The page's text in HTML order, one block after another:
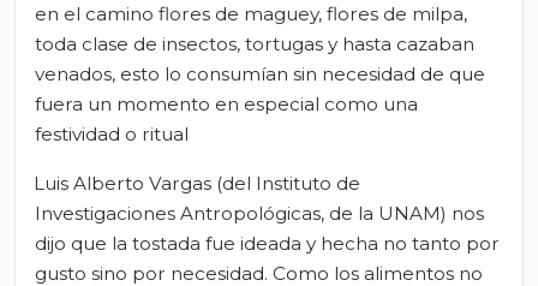
en el camino flores de maguey, flores de milpa,
toda clase de insectos, tortugas y hasta cazaban
venados, esto lo consumían sin necesidad de que
fuera un momento en especial como una
festividad o ritual
Luis Alberto Vargas (del Instituto de
Investigaciones Antropológicas, de la UNAM) nos
dijo que la tostada fue ideada y hecha no tanto por
gusto sino por necesidad. Como los alimentos no